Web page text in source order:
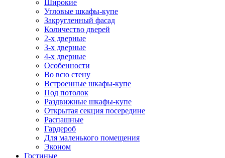
Широкие
Угловые шкафы-купе
Закругленный фасад
Количество дверей
2-х дверные
3-х дверные
4-х дверные
Особенности
Во всю стену
Встроенные шкафы-купе
Под потолок
Раздвижные шкафы-купе
Открытая секция посередине
Распашные
Гардероб
Для маленького помещения
Эконом
Гостиные